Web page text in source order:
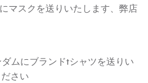
マスクを送りいたします、弊店
ムにブランドtシャツを送りい
さい